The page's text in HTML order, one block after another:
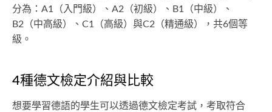
分為：A1（入門級）、A2（初級）、B1（中級）、
B2（中高級）、C1（高級）與C2（精通級），共6個等
級。
4種德文檢定介紹與比較
想要學習德語的學生可以透過德文檢定考試，考取符合